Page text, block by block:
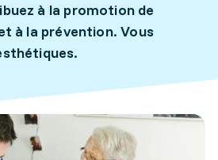
à la promotion de
à la prévention. Vous